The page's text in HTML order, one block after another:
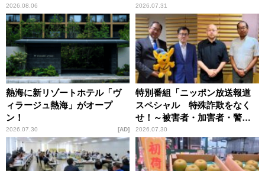
2026.08.06
恵
2026.07.31
熱海に新リゾートホテル「ヴ
ィラージュ熱海」がオープ
ン！
2026.07.30 AD
特別番組「ニッポン放送報道
スペシャル 特殊詐欺をなく
せ！～被害者・加害者・警視
庁が語るトクリュウの実態
～」放送
2026.07.30